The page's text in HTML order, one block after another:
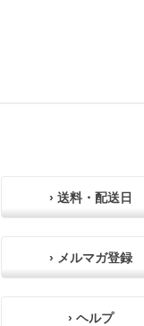
› 送料・配送日
› メルマガ登録
› ヘルプ